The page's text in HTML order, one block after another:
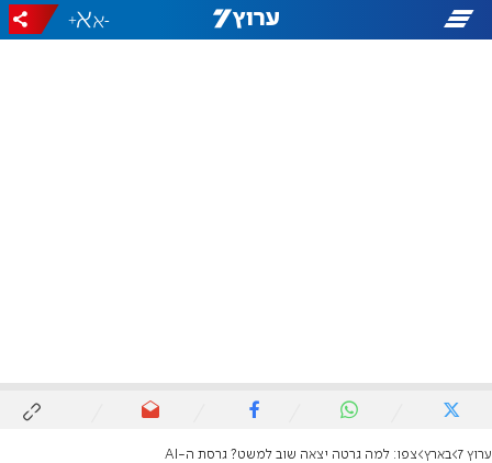
-
+
ערוץ 7 בארץ צפו: למה גרטה יצאה שוב למשט? גרסת ה-AI